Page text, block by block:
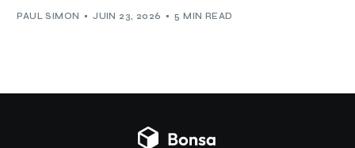
PAUL SIMON JUIN 23, 2026 5 MIN READ